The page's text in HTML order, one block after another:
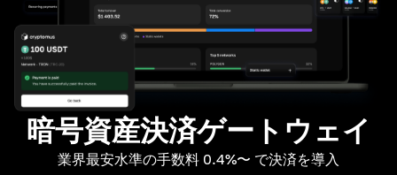
暗号資産決済ゲートウェイ
業界最安水準の手数料 0.4%〜 で決済を導入